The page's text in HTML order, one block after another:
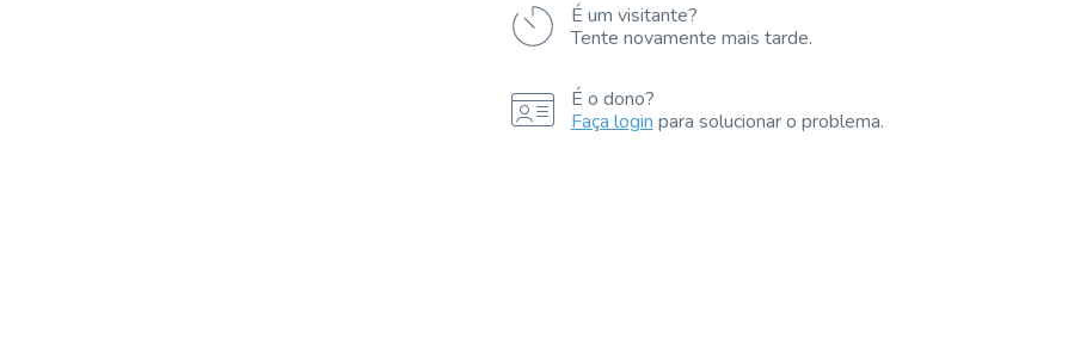
É um visitante?
Tente novamente mais tarde.
É o dono?
Faça login para solucionar o problema.